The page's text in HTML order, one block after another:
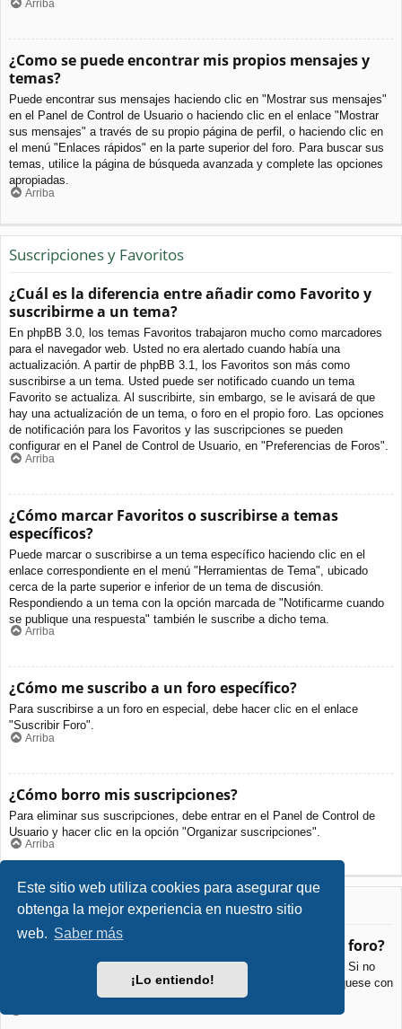
Este sitio web utiliza cookies para asegurar que
obtenga la mejor experiencia en nuestro sitio
web. Saber más
¡Lo entiendo!
Arriba
¿Como se puede encontrar mis propios mensajes y
temas?
Puede encontrar sus mensajes haciendo clic en "Mostrar sus mensajes"
en el Panel de Control de Usuario o haciendo clic en el enlace "Mostrar
sus mensajes" a través de su propio página de perfil, o haciendo clic en
el menú "Enlaces rápidos" en la parte superior del foro. Para buscar sus
temas, utilice la página de búsqueda avanzada y complete las opciones
apropiadas.
Arriba
Suscripciones y Favoritos
¿Cuál es la diferencia entre añadir como Favorito y
suscribirme a un tema?
En phpBB 3.0, los temas Favoritos trabajaron mucho como marcadores
para el navegador web. Usted no era alertado cuando había una
actualización. A partir de phpBB 3.1, los Favoritos son más como
suscribirse a un tema. Usted puede ser notificado cuando un tema
Favorito se actualiza. Al suscribirte, sin embargo, se le avisará de que
hay una actualización de un tema, o foro en el propio foro. Las opciones
de notificación para los Favoritos y las suscripciones se pueden
configurar en el Panel de Control de Usuario, en "Preferencias de Foros".
Arriba
¿Cómo marcar Favoritos o suscribirse a temas
específicos?
Puede marcar o suscribirse a un tema específico haciendo clic en el
enlace correspondiente en el menú "Herramientas de Tema", ubicado
cerca de la parte superior e inferior de un tema de discusión.
Respondiendo a un tema con la opción marcada de "Notificarme cuando
se publique una respuesta" también le suscribe a dicho tema.
Arriba
¿Cómo me suscribo a un foro específico?
Para suscribirse a un foro en especial, debe hacer clic en el enlace
"Suscribir Foro".
Arriba
¿Cómo borro mis suscripciones?
Para eliminar sus suscripciones, debe entrar en el Panel de Control de
Usuario y hacer clic en la opción "Organizar suscripciones".
Arriba
Archivos Adjuntos
¿Qué archivos adjuntos son permitidos en este foro?
Cada foro puede permitir o no ciertos tipos de archivos adjuntos. Si no
está seguro de que tipos de archivos se pueden cargar, comuníquese con
La Administración para obtener más información.